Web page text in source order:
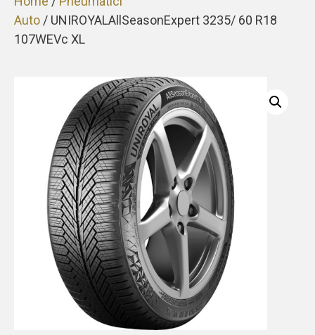
Auto / UNIROYALAllSeasonExpert 3235/ 60 R18
107WEVc XL